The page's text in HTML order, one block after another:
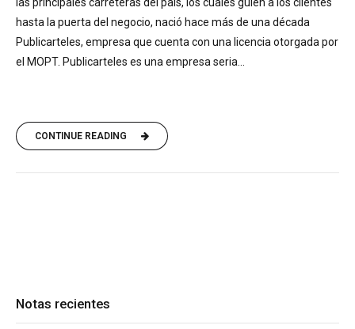
hasta la puerta del negocio, nació hace más de una década
Publicarteles, empresa que cuenta con una licencia otorgada por
el MOPT. Publicarteles es una empresa seria...
CONTINUE READING
Notas recientes